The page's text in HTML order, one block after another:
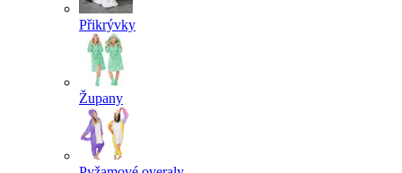
Přikrývky
Župany